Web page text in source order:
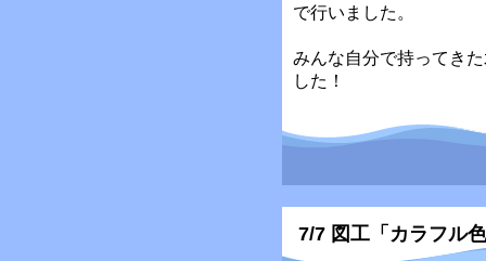
で行いました。
みんな自分で持ってき
した！
7/7 図工「カラフル